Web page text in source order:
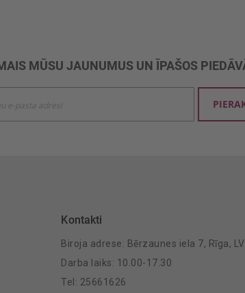
MŪSU JAUNUMUS UN ĪPAŠOS
Kontakti
Biroja adrese: Bērzaunes iela 7, Rīga,
Darba laiks: 10.00-17.30
Tel: 25661626